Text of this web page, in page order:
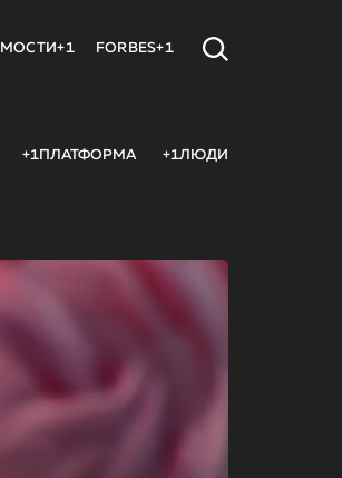
FORBES+1
+1ПЛАТФОРМА +1ЛЮДИ